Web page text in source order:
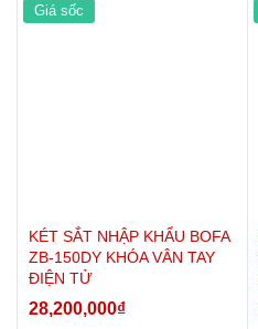
Giá sốc
KÉT SẮT NHẬP KHẨU BOFA
ZB-150DY KHÓA VÂN TAY
ĐIỆN TỬ
28,200,000₫